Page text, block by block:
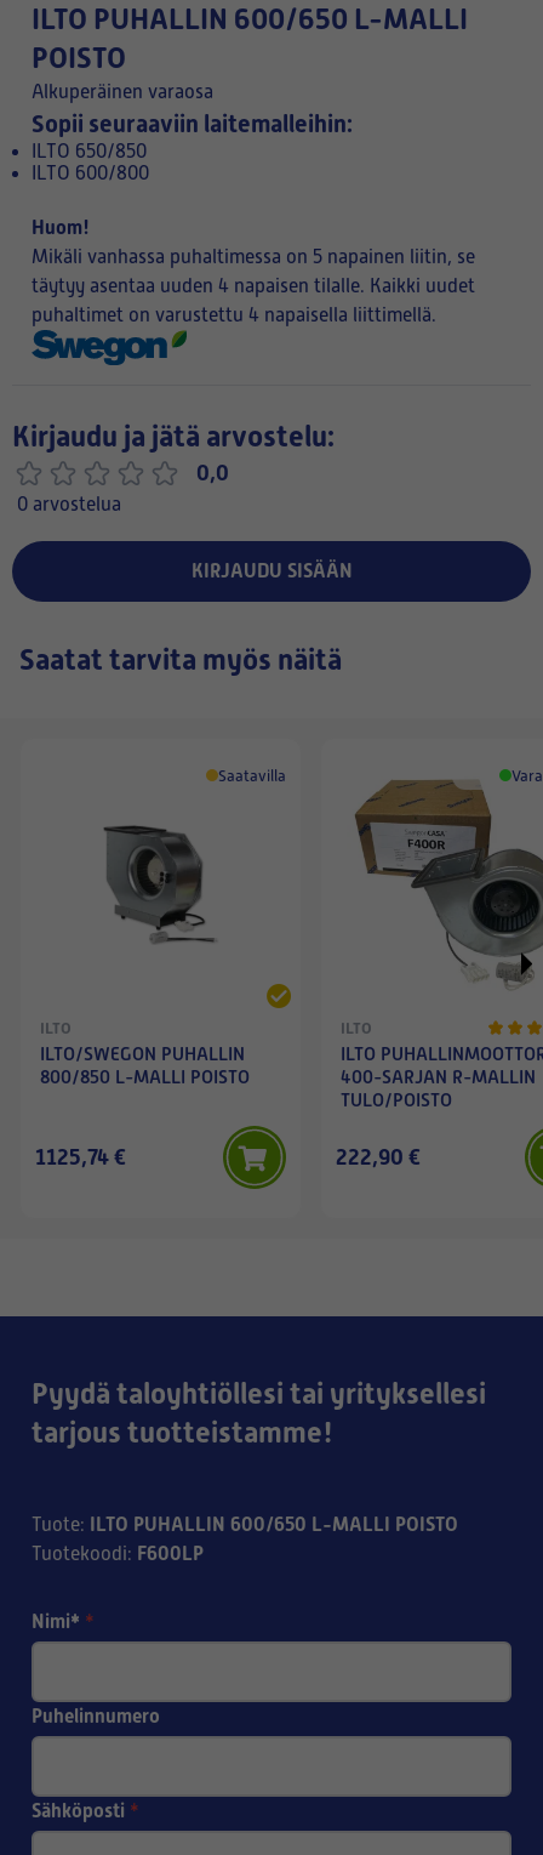
ILTO PUHALLIN 600/650 L-MALLI
POISTO
Alkuperäinen varaosa
Sopii seuraaviin laitemalleihin:
ILTO 650/850
ILTO 600/800
Huom!
Mikäli vanhassa puhaltimessa on 5 napainen liitin, se
täytyy asentaa uuden 4 napaisen tilalle. Kaikki uudet
puhaltimet on varustettu 4 napaisella liittimellä.
Kirjaudu ja jätä arvostelu:
0,0
0 arvostelua
KIRJAUDU SISÄÄN
Saatat tarvita myös näitä
Saatavilla
ILTO
ILTO/SWEGON PUHALLIN
800/850 L-MALLI POISTO
1125,74 €
ILTO
ILTO
400-SARJAN R-MALLIN
TULO/POISTO
222,90 €
Pyydä taloyhtiöllesi tai yrityksellesi
tarjous tuotteistamme!
Tuote: ILTO PUHALLIN 600/650 L-MALLI POISTO
Tuotekoodi: F600LP
Nimi* *
Puhelinnumero
Sähköposti *